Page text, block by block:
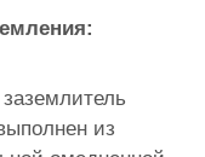
из